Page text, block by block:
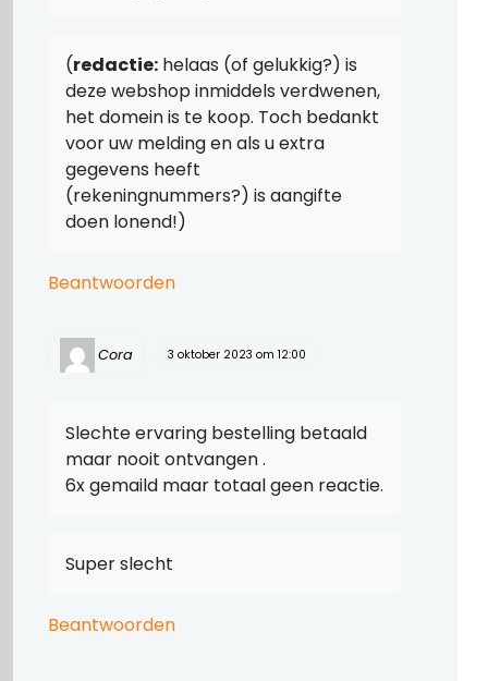
(redactie: helaas (of gelukkig?) is
deze webshop inmiddels verdwenen,
het domein is te koop. Toch bedankt
voor uw melding en als u extra
gegevens heeft
(rekeningnummers?) is aangifte
doen lonend!)
Beantwoorden
Cora 3 oktober 2023 om 12:00
Slechte ervaring bestelling betaald
maar nooit ontvangen .
6x gemaild maar totaal geen reactie.
Super slecht
Beantwoorden